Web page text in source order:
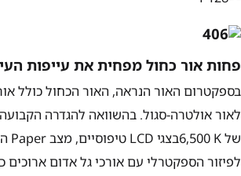
פחות אור כחול מפחית את עייפות
בספקטרום האור הנראה, האור הכחול כולל
לאור אולטרה-סגול. בהשוואה להגדרה
של‎6,500 Kבצגי LCD טיפוסיים, מצבPaper
לפיזור הספקטרלי עם אורכי גל אדום